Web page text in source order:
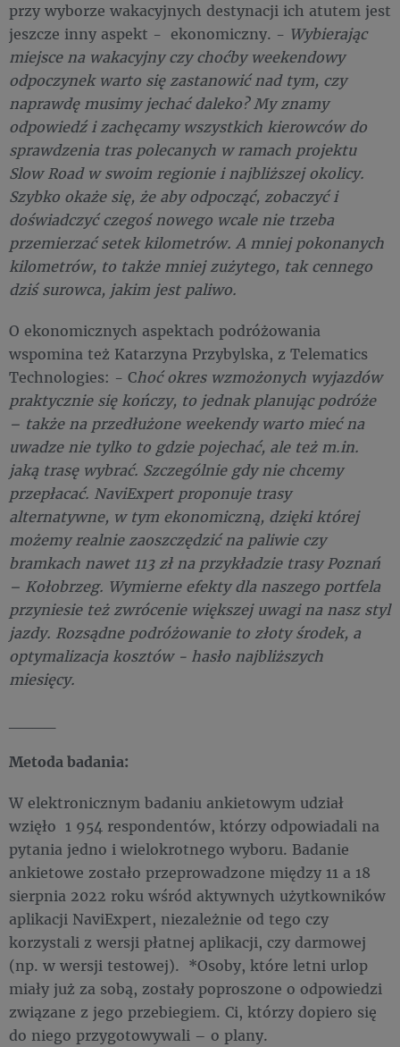
przy wyborze wakacyjnych destynacji ich atutem jest
jeszcze inny aspekt - ekonomiczny. - Wybierając
miejsce na wakacyjny czy choćby weekendowy
odpoczynek warto się zastanowić nad tym, czy
naprawdę musimy jechać daleko? My znamy
odpowiedź i zachęcamy wszystkich kierowców do
sprawdzenia tras polecanych w ramach projektu
Slow Road w swoim regionie i najbliższej okolicy.
Szybko okaże się, że aby odpocząć, zobaczyć i
doświadczyć czegoś nowego wcale nie trzeba
przemierzać setek kilometrów. A mniej pokonanych
kilometrów, to także mniej zużytego, tak cennego
dziś surowca, jakim jest paliwo.
O ekonomicznych aspektach podróżowania
wspomina też Katarzyna Przybylska, z Telematics
Technologies: - Choć okres wzmożonych wyjazdów
praktycznie się kończy, to jednak planując podróże
– także na przedłużone weekendy warto mieć na
uwadze nie tylko to gdzie pojechać, ale też m.in.
jaką trasę wybrać. Szczególnie gdy nie chcemy
przepłacać. NaviExpert proponuje trasy
alternatywne, w tym ekonomiczną, dzięki której
możemy realnie zaoszczędzić na paliwie czy
bramkach nawet 113 zł na przykładzie trasy Poznań
– Kołobrzeg. Wymierne efekty dla naszego portfela
przyniesie też zwrócenie większej uwagi na nasz styl
jazdy. Rozsądne podróżowanie to złoty środek, a
optymalizacja kosztów - hasło najbliższych
miesięcy.
​​Metoda badania:
W elektronicznym badaniu ankietowym udział
wzięło 1 954 respondentów, którzy odpowiadali na
pytania jedno i wielokrotnego wyboru. Badanie
ankietowe zostało przeprowadzone między 11 a 18
sierpnia 2022 roku wśród aktywnych użytkowników
aplikacji NaviExpert, niezależnie od tego czy
korzystali z wersji płatnej aplikacji, czy darmowej
(np. w wersji testowej). *Osoby, które letni urlop
miały już za sobą, zostały poproszone o odpowiedzi
związane z jego przebiegiem. Ci, którzy dopiero się
do niego przygotowywali – o plany.